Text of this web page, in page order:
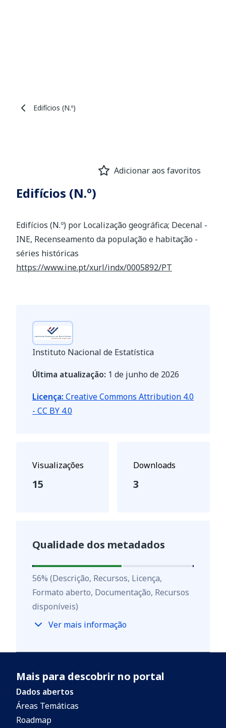
Edifícios (N.º)
Adicionar aos favoritos
Edifícios (N.º)
Edifícios (N.º) por Localização geográfica; Decenal -
INE, Recenseamento da população e habitação -
séries históricas
https://www.ine.pt/xurl/indx/0005892/PT
Instituto Nacional de Estatística
Última atualização: 1 de junho de 2026
Licença: Creative Commons Attribution 4.0
- CC BY 4.0
Visualizações
15
Downloads
3
Qualidade dos metadados
56%
56% (Descrição, Recursos, Licença,
Formato aberto, Documentação, Recursos
disponíveis)
Ver mais informação
Mais para descobrir no portal
Dados abertos
Áreas Temáticas
Roadmap